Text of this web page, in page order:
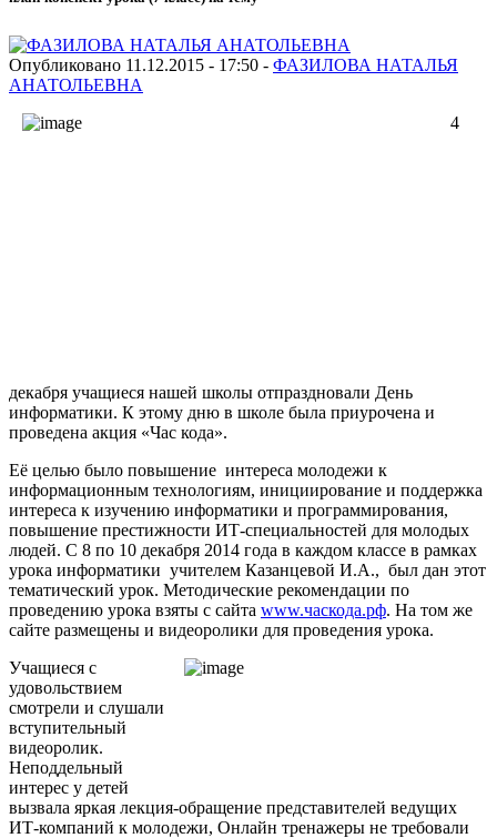
Опубликовано 11.12.2015 - 17:50 - ФАЗИЛОВА НАТАЛЬЯ
АНАТОЛЬЕВНА
4
декабря учащиеся нашей школы отпраздновали День
информатики. К этому дню в школе была приурочена и
проведена акция «Час кода».
Её целью было повышение интереса молодежи к
информационным технологиям, инициирование и поддержка
интереса к изучению информатики и программирования,
повышение престижности ИТ-специальностей для молодых
людей. С 8 по 10 декабря 2014 года в каждом классе в рамках
урока информатики учителем Казанцевой И.А., был дан этот
тематический урок. Методические рекомендации по
проведению урока взяты с сайта www.часкода.рф. На том же
сайте размещены и видеоролики для проведения урока.
Учащиеся с
удовольствием
смотрели и слушали
вступительный
видеоролик.
Неподдельный
интерес у детей
вызвала яркая лекция-обращение представителей ведущих
ИТ-компаний к молодежи, Онлайн тренажеры не требовали